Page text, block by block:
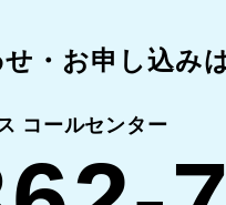
・ お申し込み
コールセンター